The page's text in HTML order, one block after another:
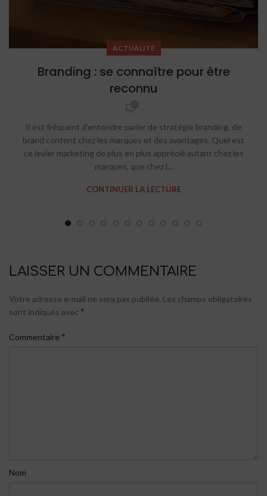
ACTUALITÉ
Branding : se connaître pour être
reconnu
Il est fréquent d’entendre parler de stratégie branding, de
brand content chez les marques et des avantages. Quel est
ce levier marketing de plus en plus apprécié autant chez les
marques, que chez l...
CONTINUER LA LECTURE
LAISSER UN COMMENTAIRE
Votre adresse e-mail ne sera pas publiée. Les champs obligatoires
sont indiqués avec *
Commentaire *
Nom